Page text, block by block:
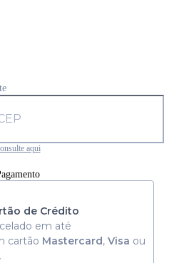
aqui
de Crédito
em até
cartão Mastercard, Visa ou